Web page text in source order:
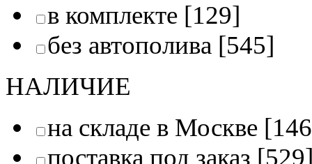
в комплекте [129]
без автополива [545]
НАЛИЧИЕ
на складе в Москве
поставка под заказ